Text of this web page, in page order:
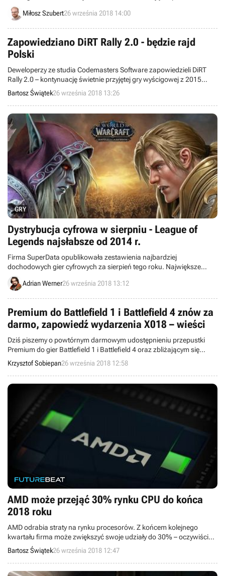
Netflix 19 października. Będą one kontynuować historię znaną z
poprzedniej części.
Miłosz Szubert26 września 2018 14:00
Zapowiedziano DiRT Rally 2.0 - będzie rajd
Polski
Deweloperzy ze studia Codemasters Software zapowiedzieli DiRT
Rally 2.0 – kontynuację świetnie przyjętej gry wyścigowej z 2015
roku. Produkcja pozwoli wziąć udział m.in. w rajdzie Polski i
zadebiutuje na początku przyszłego roku.
Bartosz Świątek26 września 2018 13:26
GRY
Dystrybucja cyfrowa w sierpniu - League of
Legends najsłabsze od 2014 r.
Firma SuperData opublikowała zestawienia najbardziej
dochodowych gier cyfrowych za sierpień tego roku. Największe
zmiany zaszły na rynku pecetowym. League of Legends radzi sobie
najgorzej od kilku lat. Wielkimi sukcesami okazały się za to premiery
Adrian Werner26 września 2018 13:12
Premium do Battlefield 1 i Battlefield 4 znów za
darmo, zapowiedź wydarzenia X018 – wieści
Dziś piszemy o powtórnym darmowym udostępnieniu przepustki
Premium do gier Battlefield 1 i Battlefield 4 oraz zbliżającym się
wydarzeniu dla fanów Xboksa One w Meksyku. Witajcie w wieściach
ze świata – codziennej porcji krótkich wiadomości.
Krzysztof Sobiepan26 września 2018 12:58
AMD może przejąć 30% rynku CPU do końca
2018 roku
AMD odrabia straty na rynku procesorów. Z końcem kolejnego
kwartału firma może zwiększyć swoje udziały do 30% – oczywiście
kosztem konkurencyjnego Intela.
Bartosz Świątek26 września 2018 12:47